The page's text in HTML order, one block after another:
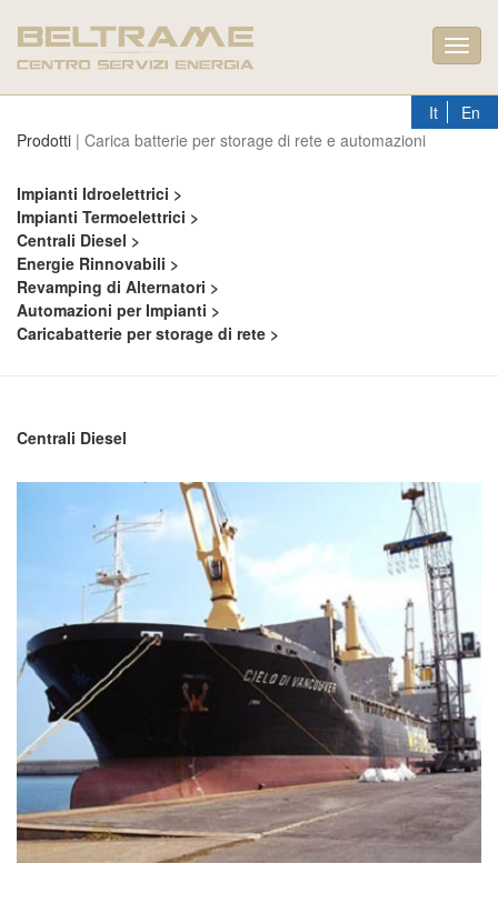
It
En
Prodotti | Carica batterie per storage di rete e automazioni
Impianti Idroelettrici >
Impianti Termoelettrici >
Centrali Diesel >
Energie Rinnovabili >
Revamping di Alternatori >
Automazioni per Impianti >
Caricabatterie per storage di rete >
Centrali Diesel